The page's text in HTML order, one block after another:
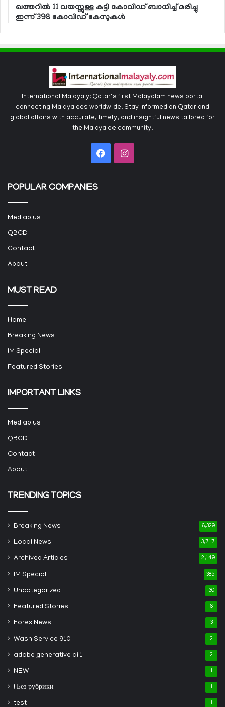
ഖത്തറില്‍ 11 വയസ്സുള്ള കുട്ടി കോവിഡ് ബാധിച്ച് മരിച്ചു
ഇന്ന് 398 കോവിഡ് കേസുകള്‍
International Malayaly: Qatar's first Malayalam news portal
connecting Malayalees worldwide. Stay informed on Qatar and
global affairs with accurate, timely, and insightful news tailored for
the Malayalee community.
FacebookInstagram
POPULAR COMPANIES
Mediaplus
QBCD
Contact
About
MUST READ
Home
Breaking News
IM Special
Featured Stories
IMPORTANT LINKS
Mediaplus
QBCD
Contact
About
TRENDING TOPICS
Breaking News 6,329
Local News 3,717
Archived Articles 2,149
IM Special 385
Uncategorized 30
Featured Stories 6
Forex News 3
Wash Service 910 2
adobe generative ai 1 2
NEW 1
! Без рубрики 1
test 1